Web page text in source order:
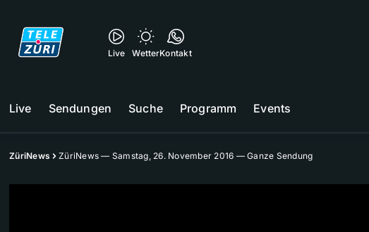
Live WetterKontakt
Live Sendungen Suche Programm Events
ZüriNews ZüriNews — Samstag, 26. November 2016 — Ganze Sendung